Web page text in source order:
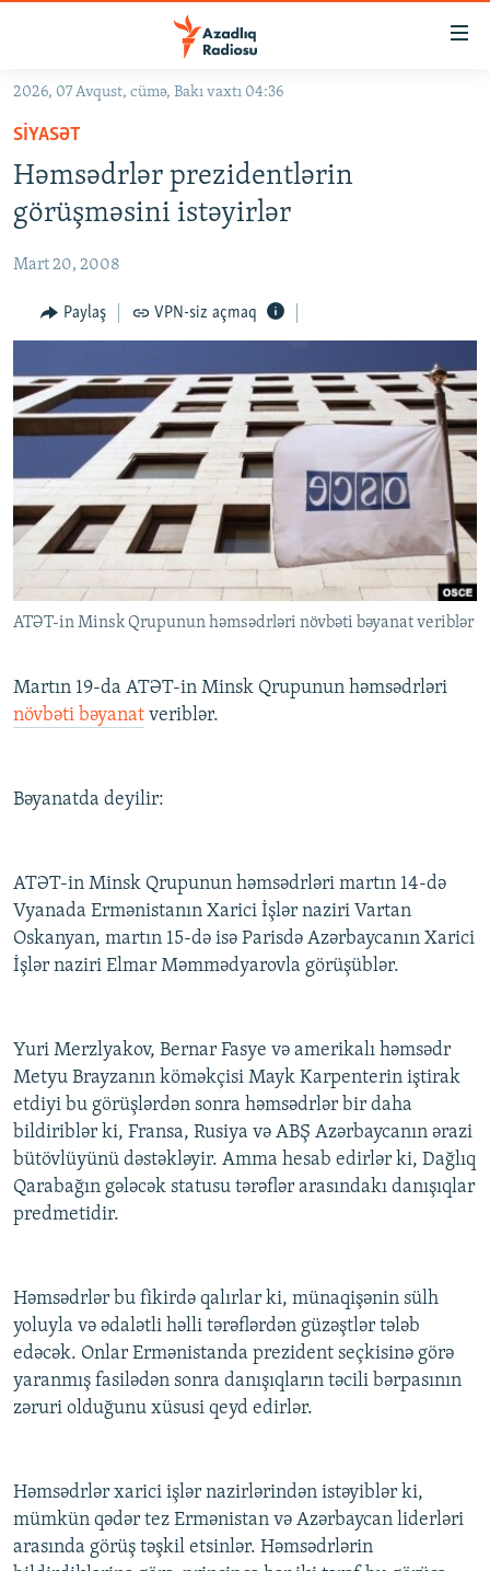
Əsas
qayıt
Əsas
qayıt
GÜNDƏM
#ƏSLINDƏ
FƏRQƏ BAX
QANUNI DOĞRU
MULTIMEDIA
VIDEO
FOTOQALEREYA
İNFOQRAFIKA
KARIKATURA
RADIO ARXIV
OXU ZALI
AZƏRBAYCAN ƏDƏBIYYATI KITABXANASI
İSLAM VƏ DEMOKRATIYA
İZ - MƏDƏNIYYƏT PROQRAMI
HAQQIMIZDA
MISSIYAMIZ
PEŞƏ ETIKASI VƏ JURNALISTIKA STANDARTLARIMIZ
MATERIALLARIMIZDAN ISTIFADƏ
AZADLIQRADIOSU MOBIL TELEFONUNUZDA
XƏBƏR BÜLLETENLƏRIMIZ
BIZI IZLƏ
RFE/RL-in bütün saytları
2026, 07 Avqust, cümə, Bakı vaxtı 04:36
SIYASƏT
Həmsədrlər prezidentlərin
görüşməsini istəyirlər
Mart 20, 2008
Paylaş VPN-siz açmaq
ATƏT-in Minsk Qrupunun həmsədrləri növbəti bəyanat veriblər
Martın 19-da ATƏT-in Minsk Qrupunun həmsədrləri
növbəti bəyanat veriblər.
Bəyanatda deyilir:
ATƏT-in Minsk Qrupunun həmsədrləri martın 14-də
Vyanada Ermənistanın Xarici İşlər naziri Vartan
Oskanyan, martın 15-də isə Parisdə Azərbaycanın Xarici
İşlər naziri Elmar Məmmədyarovla görüşüblər.
Yuri Merzlyakov, Bernar Fasye və amerikalı həmsədr
Metyu Brayzanın köməkçisi Mayk Karpenterin iştirak
etdiyi bu görüşlərdən sonra həmsədrlər bir daha
bildiriblər ki, Fransa, Rusiya və ABŞ Azərbaycanın ərazi
bütövlüyünü dəstəkləyir. Amma hesab edirlər ki, Dağlıq
Qarabağın gələcək statusu tərəflər arasındakı danışıqlar
predmetidir.
Həmsədrlər bu fikirdə qalırlar ki, münaqişənin sülh
yoluyla və ədalətli həlli tərəflərdən güzəştlər tələb
edəcək. Onlar Ermənistanda prezident seçkisinə görə
yaranmış fasilədən sonra danışıqların təcili bərpasının
zəruri olduğunu xüsusi qeyd edirlər.
Həmsədrlər xarici işlər nazirlərindən istəyiblər ki,
mümkün qədər tez Ermənistan və Azərbaycan liderləri
arasında görüş təşkil etsinlər. Həmsədrlərin